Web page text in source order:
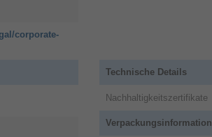
corporate-
Technische Details
Nachhaltigkeitszertifikate
Verpackungsinformation